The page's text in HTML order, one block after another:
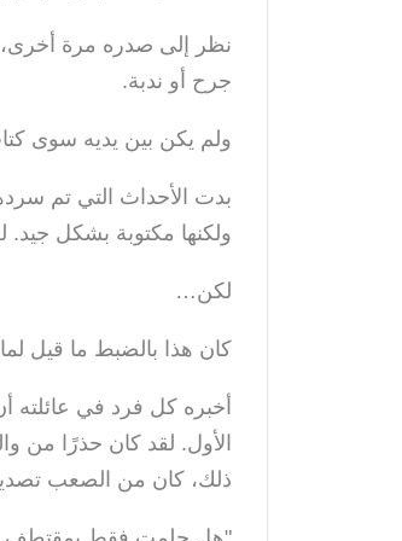
نظر إلى صدره مرة
جرح أو ندبة.
ولم يكن بين يديه سوى
بدت الأحداث التي تم
ولكنها مكتوبة بشكل
لكن…
كان هذا بالضبط ما قيل
أخبره كل فرد في عائلته
الأول. لقد كان حذرًا من
ذلك، كان من الصعب